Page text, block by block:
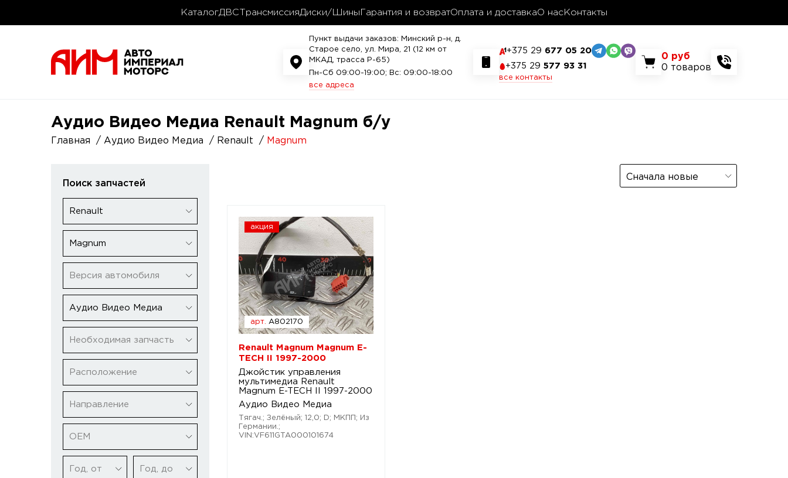
КаталогДВС ТрансмиссияДиски/Шины Гарантия и возвратОплата и доставкаО нас Контакты
Пункт выдачи заказов: Минский р-н, д.
Старое село, ул. Мира, 21 (12 км от
МКАД, трасса P-65)
Пн-Сб 09:00-19:00; Вс: 09:00-18:00
все адреса
+375 29 677 05 20
+375 29 577 93 31
все контакты
0 руб
0 товаров
Аудио Видео Медиа Renault Magnum б/у
Главная Аудио Видео Медиа Renault Magnum
Поиск запчастей
Renault
Magnum
Версия автомобиля
Аудио Видео Медиа
Необходимая запчасть
Расположение
Направление
ОЕМ
Год, от Год, до
Сначала новые
акция
арт. A802170
Renault Magnum Magnum E-
TECH II 1997-2000
Джойстик управления
мультимедиа Renault
Magnum E-TECH II 1997-2000
Аудио Видео Медиа
Тягач.; Зелёный; 12,0; D; МКПП; Из
Германии.;
VIN:VF611GTA000101674